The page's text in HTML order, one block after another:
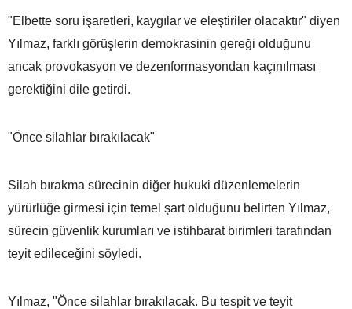
"Elbette soru işaretleri, kaygılar ve eleştiriler olacaktır" diyen
Yılmaz, farklı görüşlerin demokrasinin gereği olduğunu
ancak provokasyon ve dezenformasyondan kaçınılması
gerektiğini dile getirdi.
"Önce silahlar bırakılacak"
Silah bırakma sürecinin diğer hukuki düzenlemelerin
yürürlüğe girmesi için temel şart olduğunu belirten Yılmaz,
sürecin güvenlik kurumları ve istihbarat birimleri tarafından
teyit edileceğini söyledi.
Yılmaz, "Önce silahlar bırakılacak. Bu tespit ve teyit